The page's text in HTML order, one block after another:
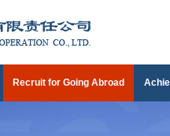
Recruit for Going Abroad